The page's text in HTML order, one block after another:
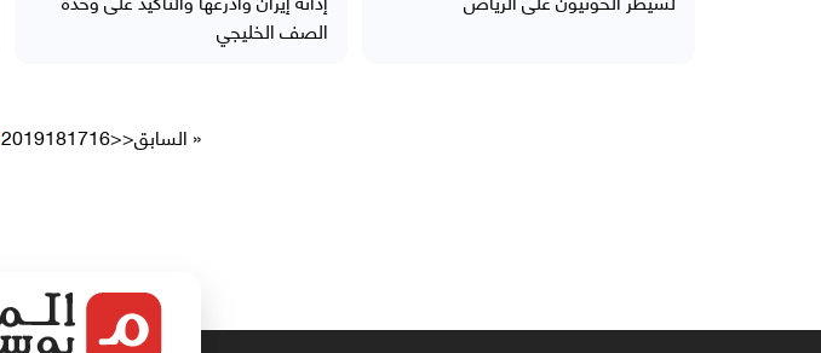
الصف الخليجي
« السابق<<
16
17
18
19
20